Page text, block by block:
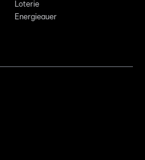
Loterie
Energieauer